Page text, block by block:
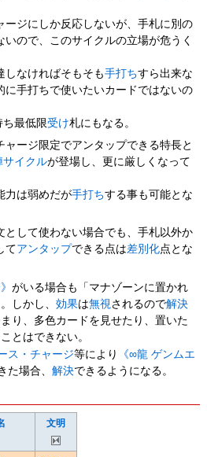
ージにしか反応しないが、手札に別の
ので、このサイクルの立場が危うく
しなければそもそも手打ちすら出来な
に手打ちで使いたいカードではないの
ち最低限受け札にもなる。
ージ限定でアンタップできる特長と
サイクルが登場し、更に厳しくなって
力は弱めだが手打ちする事も可能とな
として使わない場合でも、手札以外か
てアンタップできる点は差別化点とな
がいる場合も「マナゾーンに置かれ
しかし、効果は無視されるので解決
り、多色カードを見せたり、置いた
とはできない。
ス・チャージ等により
《∞龍 ゲンムエ
た場合、解決できるようになる。
文明